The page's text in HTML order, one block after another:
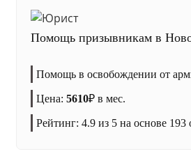
Помощь призывникам в
Помощь в освобождении от
Цена: 5610₽ в мес.
Рейтинг: 4.9 из 5 на основе 193